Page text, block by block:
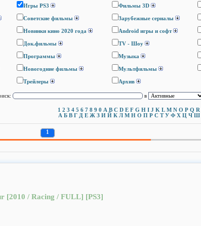
Игры PS3 Фильмы 3D
Cоветские фильмы Зарубежные сериалы
Новинки кино 2020 года Android игры и софт
Док.фильмы TV - Шоу
Программы Музыка
Новогодние фильмы Мультфильмы
Трейлеры Архив
в
1 2 3 4 5 6 7 8 9 0 A B C D E F G H I J K L M N O P Q R
А Б В Г Д Е Ж З И Й К Л М Н О П Р С Т У Ф Х Ц Ч Ш
1
[2010 / Racing / FULL] [PS3]